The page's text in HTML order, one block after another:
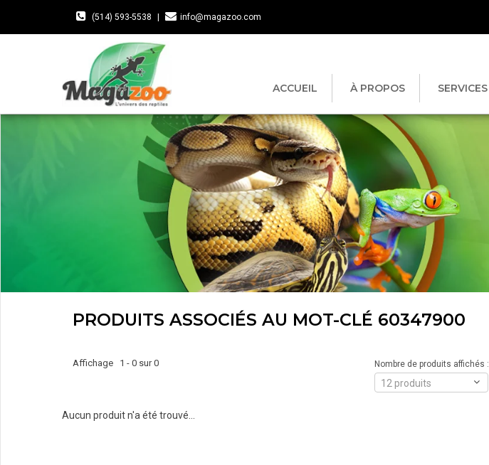
(514) 593-5538 info@magazoo.com
ACCUEIL À PROPOS SERVICES
PRODUITS ASSOCIÉS AU MOT-CLÉ 60347900
Affichage 1 - 0 sur 0 Nombre de produits affichés :
12 produits
Aucun produit n'a été trouvé...